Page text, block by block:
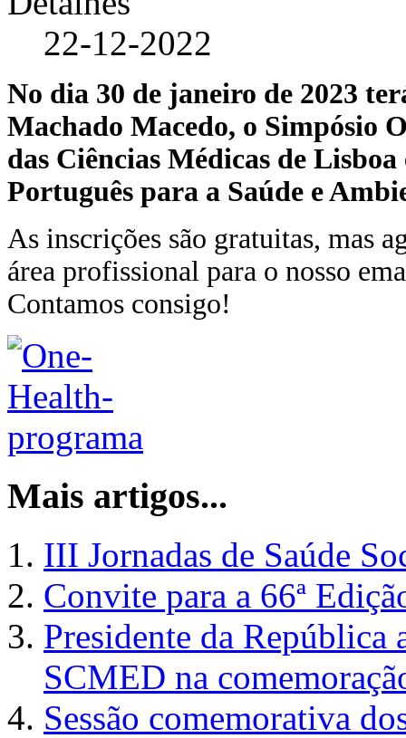
22-12-2022
No dia 30 de janeiro de 2023
Machado Macedo, o Simpósio
das Ciências Médicas de
Português para a Saúde e
As inscrições são gratuitas, mas
área profissional para o nosso
Contamos consigo!
Mais artigos...
III Jornadas de Saúde
Convite para a 66ª
Presidente da
SCMED na
Sessão comemorativa